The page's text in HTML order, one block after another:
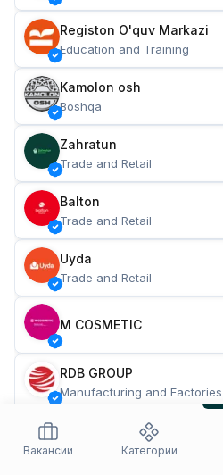
Registon O'quv Markazi
Education and Training
Kamolon osh
Boshqa
Zahratun
Trade and Retail
Balton
Trade and Retail
Uyda
Trade and Retail
M COSMETIC
RDB GROUP
Manufacturing and Factories
Restaurants and Fast Food
Вакансии
Категории